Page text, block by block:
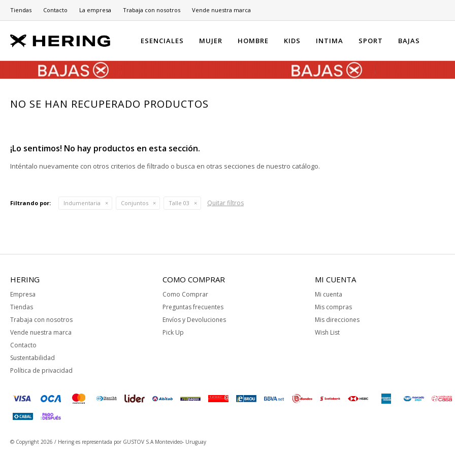
ESENCIALES MUJER HOMBRE KIDS INTIMA SPORT BAJAS
Tiendas Contacto La empresa Trabaja con nosotros Vende nuestra marca
NO SE HAN RECUPERADO PRODUCTOS
¡Lo sentimos! No hay productos en esta sección.
Inténtalo nuevamente con otros criterios de filtrado o busca en otras secciones de nuestro catálogo.
Filtrando por: Indumentaria Conjuntos Talle 03 Quitar filtros
HERING
Empresa
Tiendas
Trabaja con nosotros
Vende nuestra marca
Contacto
Sustentabilidad
Política de privacidad
COMO COMPRAR
Como Comprar
Preguntas frecuentes
Envíos y Devoluciones
Pick Up
MI CUENTA
Mi cuenta
Mis compras
Mis direcciones
Wish List
© Copyright 2026 / Hering es representada por GUSTOV S.A Montevideo- Uruguay